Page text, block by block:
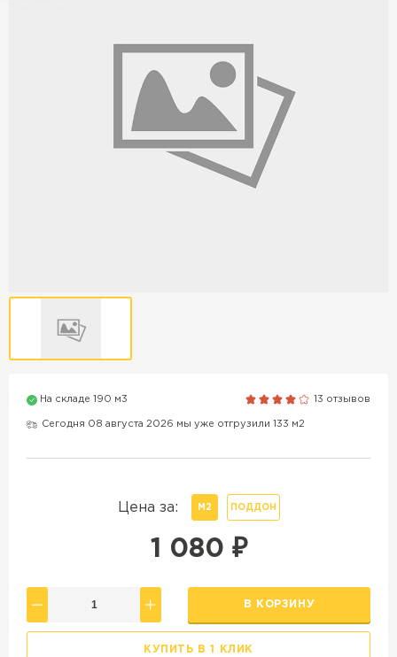
На складе 190 м3 13 отзывов
Сегодня 08 августа 2026 мы уже отгрузили 133 м2
Цена за: М2 ПОДДОН
1 080 ₽
В КОРЗИНУ
КУПИТЬ В 1 КЛИК
Продажа бордюров в
Краснодаре
ПЕРЕЙТИ
ПОКАЗАТЬ БОЛЬШЕ
ВСЕ ПРОИЗВОДИТЕЛИ